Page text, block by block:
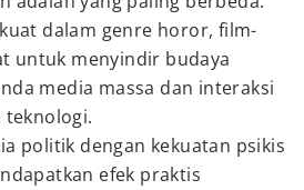
dalam genre horor, film-
untuk menyindir budaya
media massa dan interaksi
teknologi.
politik dengan kekuatan psikis
efek praktis